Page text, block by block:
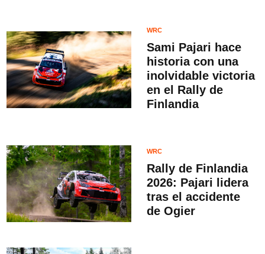
WRC
Sami Pajari hace
historia con una
inolvidable victoria
en el Rally de
Finlandia
WRC
Rally de Finlandia
2026: Pajari lidera
tras el accidente
de Ogier